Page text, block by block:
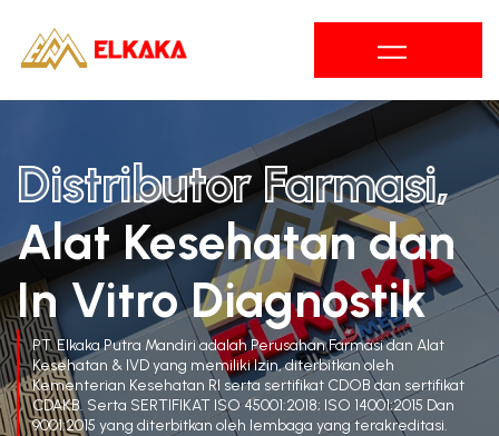
content
Distributor Farmasi,
Alat Kesehatan dan
In Vitro Diagnostik
PT. Elkaka Putra Mandiri adalah Perusahan Farmasi dan Alat
Kesehatan & IVD yang memiliki Izin, diterbitkan oleh
Kementerian Kesehatan RI serta sertifikat CDOB dan sertifikat
CDAKB. Serta SERTIFIKAT ISO 45001:2018; ISO 14001;2015 Dan
9001:2015 yang diterbitkan oleh lembaga yang terakreditasi.